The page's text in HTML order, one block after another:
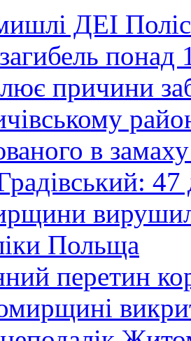
ДЕІ
понад
причини
в
47
Польща
перетин